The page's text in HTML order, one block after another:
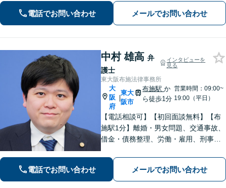
問題】不貞慰謝料の獲得、減額実績多
数。独りで悩まず、先ずはお話をお聞
かせ下さい。【土日・夜間対応可】
電話でお問い合わせ メールでお問い合わせ
中村 雄高 弁
護士
インタビューを
見る
東大阪布施法律事務所
大
阪
府
|
東大
阪市
布施駅か
ら徒歩1分
営業時間：09:00~
19:00（平日）
【電話相談可】【初回面談無料】【布
施駅1分】離婚・男女問題、交通事故、
借金・債務整理、労働・雇用、刑事事
料金体系】【着手金0円】で対応する分
野も！依頼者さまと「共闘」し、最後
まで味方になります
電話でお問い合わせ メールでお問い合わせ